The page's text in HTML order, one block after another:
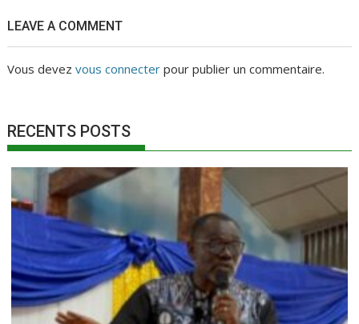
LEAVE A COMMENT
Vous devezvous connecter pour publier un commentaire.
RECENTS POSTS